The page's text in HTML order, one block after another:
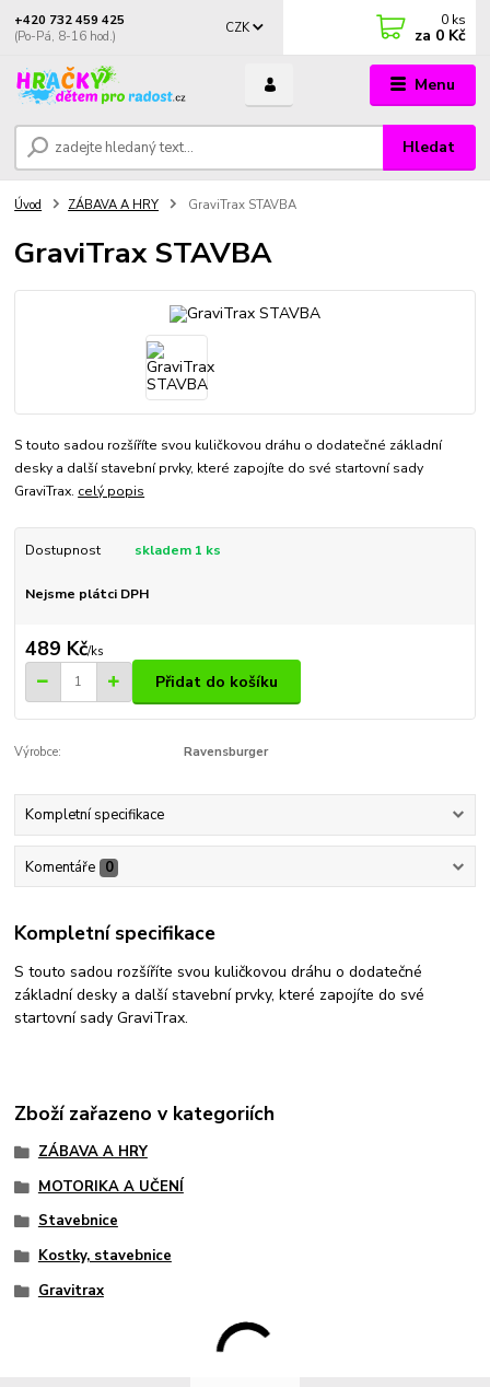
Menu
CZK
Hledat
+420 732 459 425
(Po-Pá, 8-16 hod.)
0 ks
za 0 Kč
Úvod ZÁBAVA A HRY GraviTrax STAVBA
GraviTrax STAVBA
S touto sadou rozšíříte svou kuličkovou dráhu o dodatečné základní
desky a další stavební prvky, které zapojíte do své startovní sady
GraviTrax. celý popis
Dostupnost skladem 1 ks
Nejsme plátci DPH
489 Kč/ks
Přidat do košíku
Výrobce: Ravensburger
Kompletní specifikace
Komentáře 0
Kompletní specifikace
S touto sadou rozšíříte svou kuličkovou dráhu o dodatečné
základní desky a další stavební prvky, které zapojíte do své
startovní sady GraviTrax.
Zboží zařazeno v kategoriích
ZÁBAVA A HRY
MOTORIKA A UČENÍ
Stavebnice
Kostky, stavebnice
Gravitrax